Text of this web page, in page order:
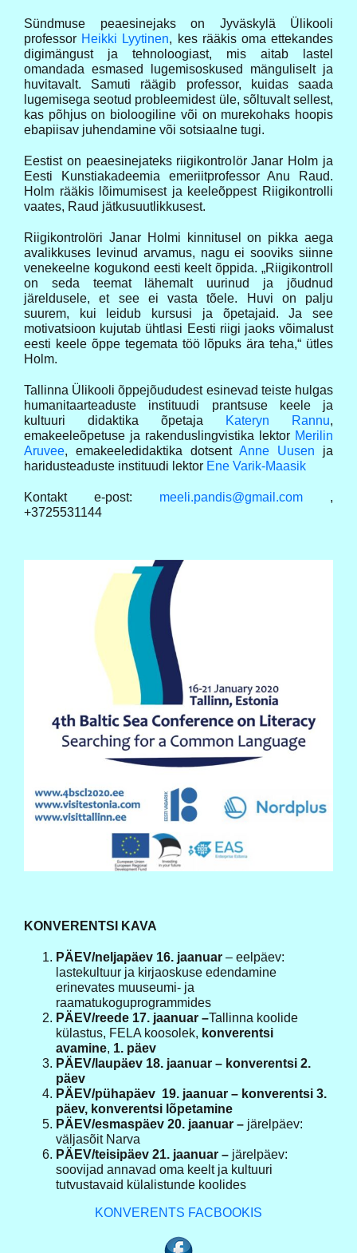
Sündmuse peaesinejaks on Jyväskylä Ülikooli
professor Heikki Lyytinen, kes rääkis oma ettekandes
digimängust ja tehnoloogiast, mis aitab lastel
omandada esmased lugemisoskused mänguliselt ja
huvitavalt. Samuti räägib professor, kuidas saada
lugemisega seotud probleemidest üle, sõltuvalt sellest,
kas põhjus on bioloogiline või on murekohaks hoopis
ebapiisav juhendamine või sotsiaalne tugi.
Eestist on peaesinejateks riigikontrolör Janar Holm ja
Eesti Kunstiakadeemia emeriitprofessor Anu Raud.
Holm rääkis lõimumisest ja keeleõppest Riigikontrolli
vaates, Raud jätkusuutlikkusest.
Riigikontrolöri Janar Holmi kinnitusel on pikka aega
avalikkuses levinud arvamus, nagu ei sooviks siinne
venekeelne kogukond eesti keelt õppida. „Riigikontroll
on seda teemat lähemalt uurinud ja jõudnud
järeldusele, et see ei vasta tõele. Huvi on palju
suurem, kui leidub kursusi ja õpetajaid. Ja see
motivatsioon kujutab ühtlasi Eesti riigi jaoks võimalust
eesti keele õppe tegemata töö lõpuks ära teha,“ ütles
Holm.
Tallinna Ülikooli õppejõududest esinevad teiste hulgas
humanitaarteaduste instituudi prantsuse keele ja
kultuuri didaktika õpetaja
Kateryn Rannu,
emakeeleõpetuse ja rakenduslingvistika lektor Merilin
Aruvee, emakeeledidaktika dotsentAnne Uusen ja
haridusteaduste instituudi lektor Ene Varik-Maasik
Kontakt e-post: meeli.pandis@gmail.com ,
+3725531144
KONVERENTSI KAVA
PÄEV/neljapäev 16. jaanuar – eelpäev:
lastekultuur ja kirjaoskuse edendamine
erinevates muuseumi- ja
raamatukoguprogrammides
PÄEV/reede 17. jaanuar –Tallinna koolide
külastus, FELA koosolek, konverentsi
avamine, 1. päev
PÄEV/laupäev 18. jaanuar – konverentsi 2.
päev
PÄEV/pühapäev 19. jaanuar – konverentsi 3.
päev, konverentsi lõpetamine
PÄEV/esmaspäev 20. jaanuar – järelpäev:
väljasõit Narva
PÄEV/teisipäev 21. jaanuar – järelpäev:
soovijad annavad oma keelt ja kultuuri
tutvustavaid külalistunde koolides
KONVERENTS FACBOOKIS